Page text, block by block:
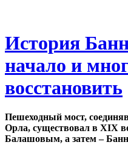
История
начало и
восстановить
Пешеходный мост,
Орла, существовал в XIX
Балашовым, а затем –